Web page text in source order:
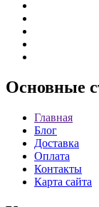
Основные
Главная
Блог
Доставка
Оплата
Контакты
Карта сайта